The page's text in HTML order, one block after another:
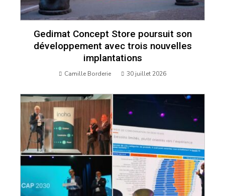
Gedimat Concept Store poursuit son
développement avec trois nouvelles
implantations
Camille Borderie 30 juillet 2026